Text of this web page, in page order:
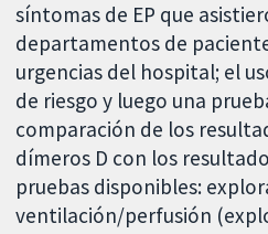
síntomas de EP que
departamentos de
urgencias del hospital; el
de riesgo y luego una
comparación de los
dímeros D con los
pruebas disponibles:
ventilación/perfusión